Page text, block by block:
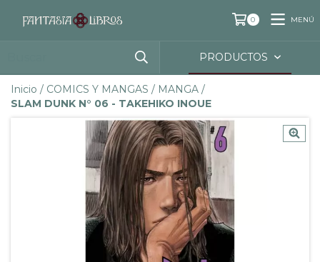
0 MENÚ
PRODUCTOS
Inicio / COMICS Y MANGAS / MANGA /
SLAM DUNK N° 06 - TAKEHIKO INOUE